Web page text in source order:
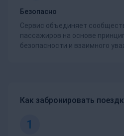
Безопасно
Сервис объединяет
пассажиров на основе
безопасности и взаимного
Как забронировать
1